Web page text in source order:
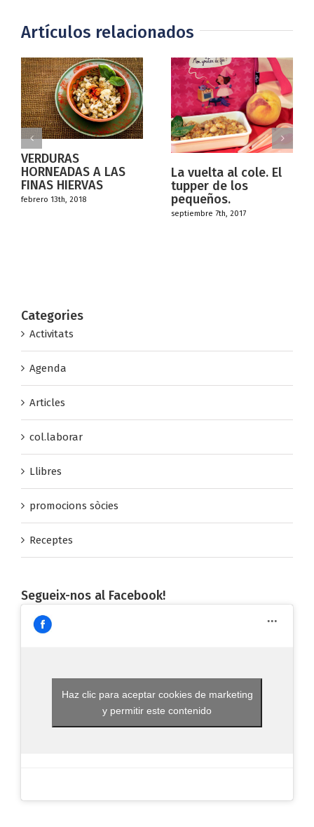
Artículos relacionados
A LAS
La vuelta al cole. El
tupper de los
septiembre 7th, 2017
PATATA
Categories
Activitats
Agenda
Articles
col.laborar
Llibres
promocions sòcies
Receptes
Segueix-nos al Facebook!
Haz clic para aceptar cookies de marketing
y permitir este contenido